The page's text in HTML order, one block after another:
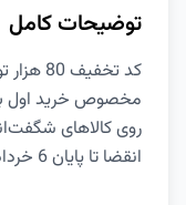
توضیحات کامل
کد تخفیف 80 هزار تومانی دیجی کالا JHAD2
مخصوص خرید اول بالای 400
روی کالاهای
انقضا تا پایان 6 خرداد 1403